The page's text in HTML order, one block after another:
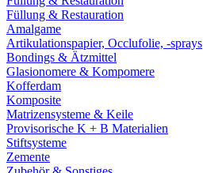
Füllung & Restauration
Amalgame
Artikulationspapier, Occlufolie, -sprays
Bondings & Ätzmittel
Glasionomere & Kompomere
Kofferdam
Komposite
Matrizensysteme & Keile
Provisorische K + B Materialien
Stiftsysteme
Zemente